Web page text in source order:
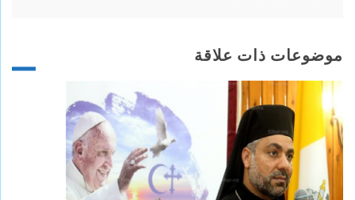
موضوعات ذات علاقة